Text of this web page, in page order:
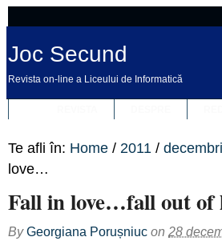
Joc Secund
Revista on-line a Liceului de Informatică
Te afli în: Home / 2011 /
love…
Fall in love…fall out
ByGeorgiana Porușniuc on 28